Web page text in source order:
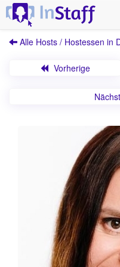
Alle Hosts / Hostessen in
Vorherige